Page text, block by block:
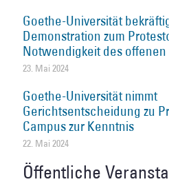
Goethe-Universität
Demonstration zum
Notwendigkeit des offenen
23. Mai 2024
Goethe-Universität nimmt
Gerichtsentscheidung zu
Campus zur Kenntnis
22. Mai 2024
Öffentliche